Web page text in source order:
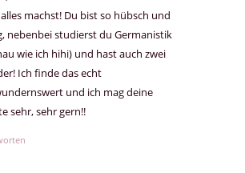
machst! Du bist so hübsch und
nebenbei studierst du Germanistik
wie ich hihi) und hast auch zwei
Ich finde das echt
und ich mag deine
sehr, sehr gern!!